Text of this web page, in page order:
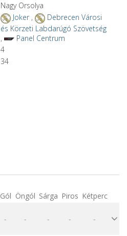
Nagy Orsolya
Joker,
Debrecen Városi
és Körzeti Labdarúgó Szövetség
,
Panel Centrum
4
34
Gól Öngól Sárga Piros Kétperc
- - - - -